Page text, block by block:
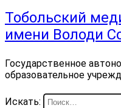
Тобольский
имени Володи
Государственное
образовательное
Искать: